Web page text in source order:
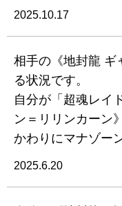
2025.10.17
相手の《地封龍 ギ
る状況です。
自分が「超魂レイ
ン＝リリンカーン
かわりにマナゾー
2025.6.20